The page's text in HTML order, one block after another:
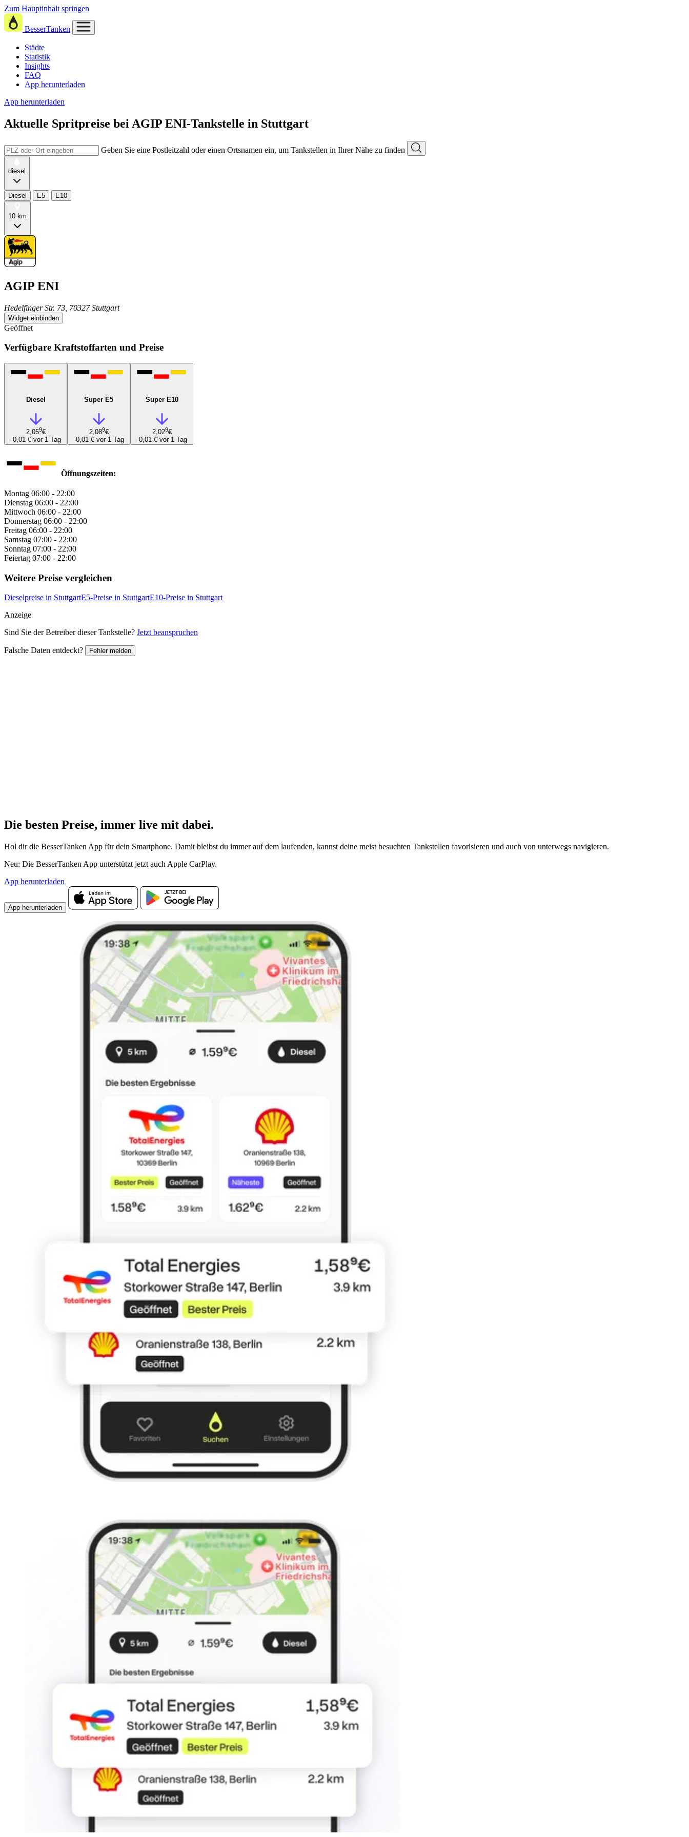
Zum Hauptinhalt springen
BesserTanken
Städte
Statistik
Insights
FAQ
App herunterladen
App herunterladen
Aktuelle Spritpreise bei AGIP ENI-Tankstelle in Stuttgart
Geben Sie eine Postleitzahl oder einen Ortsnamen ein, um Tankstellen in Ihrer Nähe zu finden
diesel
Diesel E5 E10
10 km
AGIP ENI
Hedelfinger Str. 73, 70327 Stuttgart
Widget einbinden
Geöffnet
Verfügbare Kraftstoffarten und Preise
Diesel
2,059€
-0,01 € vor 1 Tag
Super E5
2,089€
-0,01 € vor 1 Tag
Super E10
2,029€
-0,01 € vor 1 Tag
Öffnungszeiten:
Montag 06:00 - 22:00
Dienstag 06:00 - 22:00
Mittwoch 06:00 - 22:00
Donnerstag 06:00 - 22:00
Freitag 06:00 - 22:00
Samstag 07:00 - 22:00
Sonntag 07:00 - 22:00
Feiertag 07:00 - 22:00
Weitere Preise vergleichen
Dieselpreise in StuttgartE5-Preise in StuttgartE10-Preise in Stuttgart
Anzeige
Sind Sie der Betreiber dieser Tankstelle? Jetzt beanspruchen
Falsche Daten entdeckt? Fehler melden
Die besten Preise, immer live mit dabei.
Hol dir die BesserTanken App für dein Smartphone. Damit bleibst du immer auf dem laufenden, kannst deine meist besuchten Tankstellen favorisieren und auch von unterwegs navigieren.
Neu: Die BesserTanken App unterstützt jetzt auch Apple CarPlay.
App herunterladen
App herunterladen